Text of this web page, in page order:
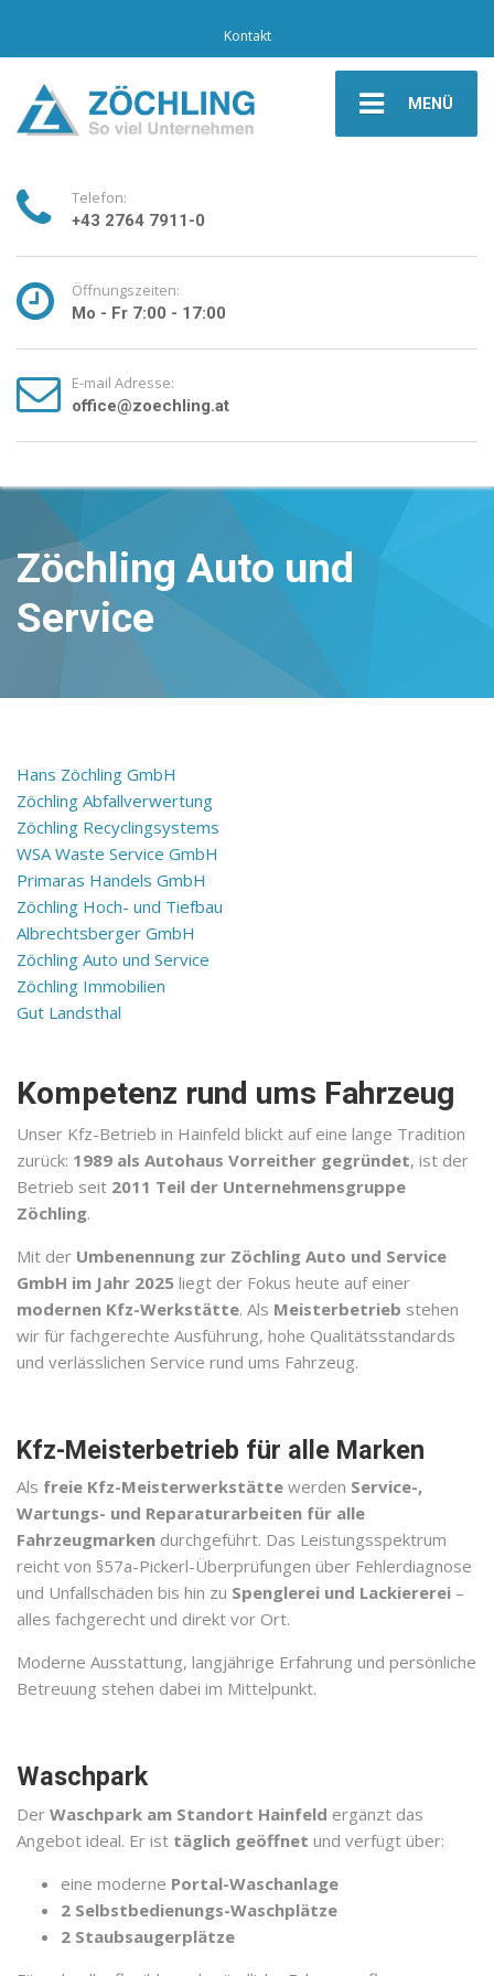
Kontakt
MENÜ
Telefon:
+43 2764 7911-0
Öffnungszeiten:
Mo - Fr 7:00 - 17:00
E-mail Adresse:
office@zoechling.at
Zöchling Auto und
Service
Hans Zöchling GmbH
Zöchling Abfallverwertung
Zöchling Recyclingsystems
WSA Waste Service GmbH
Primaras Handels GmbH
Zöchling Hoch- und Tiefbau
Albrechtsberger GmbH
Zöchling Auto und Service
Zöchling Immobilien
Gut Landsthal
Kompetenz rund ums Fahrzeug
Unser Kfz-Betrieb in Hainfeld blickt auf eine lange Tradition
zurück: 1989 als Autohaus Vorreither gegründet, ist der
Betrieb seit 2011 Teil der Unternehmensgruppe
Zöchling.
Mit der Umbenennung zur Zöchling Auto und Service
GmbH im Jahr 2025 liegt der Fokus heute auf einer
modernen Kfz-Werkstätte. Als Meisterbetrieb stehen
wir für fachgerechte Ausführung, hohe Qualitätsstandards
und verlässlichen Service rund ums Fahrzeug.
Kfz-Meisterbetrieb für alle Marken
Als freie Kfz-Meisterwerkstätte werden Service-,
Wartungs- und Reparaturarbeiten für alle
Fahrzeugmarken durchgeführt. Das Leistungsspektrum
reicht von §57a-Pickerl-Überprüfungen über Fehlerdiagnose
und Unfallschäden bis hin zu Spenglerei und Lackiererei –
alles fachgerecht und direkt vor Ort.
Moderne Ausstattung, langjährige Erfahrung und persönliche
Betreuung stehen dabei im Mittelpunkt.
Waschpark
Der Waschpark am Standort Hainfeld ergänzt das
Angebot ideal. Er ist täglich geöffnet und verfügt über:
eine moderne Portal-Waschanlage
2 Selbstbedienungs-Waschplätze
2 Staubsaugerplätze